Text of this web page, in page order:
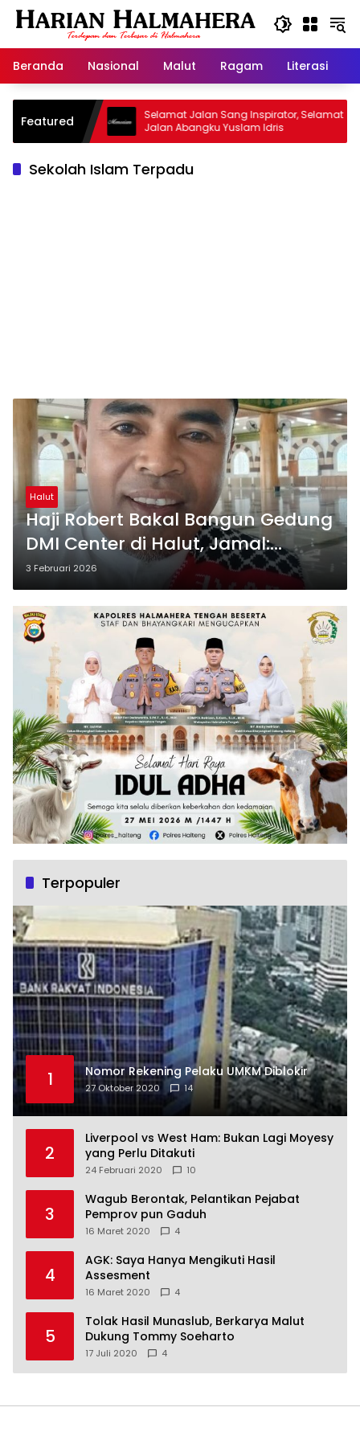
Langsung
Beranda
Nasional Malut Ragam Literasi
Featured
Warisan
Selamat Jalan Sang Inspirator, Selamat
Jalan Abangku Yuslam Idris
Sekolah Islam Terpadu
Halut
Haji Robert Bakal Bangun Gedung
DMI Center di Halut, Jamal:
Insyahallah Ramadhan Peletakan
Batu Pertama
3 Februari 2026
Terpopuler
1 Nomor Rekening Pelaku UMKM Diblokir
27 Oktober 2020 14
2
Liverpool vs West Ham: Bukan Lagi Moyesy
yang Perlu Ditakuti
24 Februari 2020 10
3
Wagub Berontak, Pelantikan Pejabat
Pemprov pun Gaduh
16 Maret 2020 4
4
AGK: Saya Hanya Mengikuti Hasil
Assesment
16 Maret 2020 4
5
Tolak Hasil Munaslub, Berkarya Malut
Dukung Tommy Soeharto
17 Juli 2020 4